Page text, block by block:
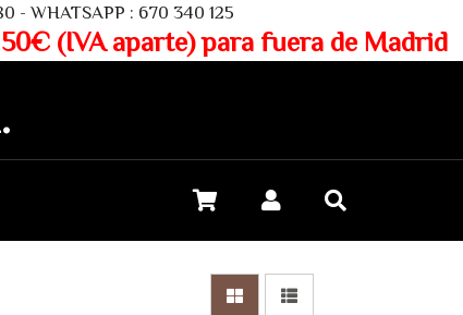
: 670 340 125
para fuera de Madrid